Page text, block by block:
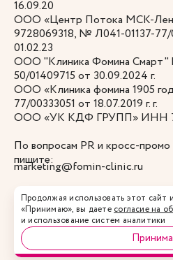
16.09.20
ООО «Центр Потока МСК-
9728069318, № Л041-01137-
01.02.23
ООО "Клиника Фомина Смарт"
50/01409715 от 30.09.2024 г.
ООО «Клиника фомина 1905
77/00333051 от 18.07.2019 г. г.
ООО «УК КДФ ГРУПП» ИНН
По вопросам PR и кросс-промо
пишите:
marketing@fomin-clinic.ru
Правила использования куки
Есть противопоказания, посоветуйтесь с
Версия для слабовидящих
Продолжая использовать этот сайт
«Принимаю», вы даете согласие на
и использование систем аналитики